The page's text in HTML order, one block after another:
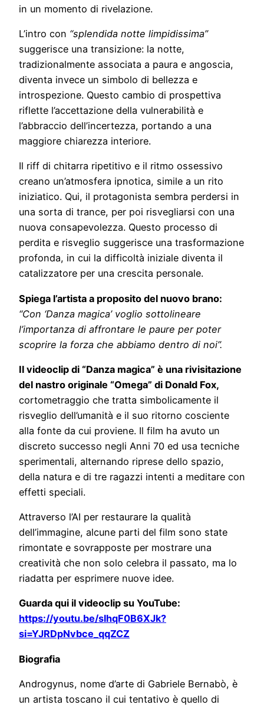
in un momento di rivelazione.
L’intro con “splendida notte limpidissima”
suggerisce una transizione: la notte,
tradizionalmente associata a paura e angoscia,
diventa invece un simbolo di bellezza e
introspezione. Questo cambio di prospettiva
riflette l’accettazione della vulnerabilità e
l’abbraccio dell’incertezza, portando a una
maggiore chiarezza interiore.
Il riff di chitarra ripetitivo e il ritmo ossessivo
creano un’atmosfera ipnotica, simile a un rito
iniziatico. Qui, il protagonista sembra perdersi in
una sorta di trance, per poi risvegliarsi con una
nuova consapevolezza. Questo processo di
perdita e risveglio suggerisce una trasformazione
profonda, in cui la difficoltà iniziale diventa il
catalizzatore per una crescita personale.
Spiega l’artista a proposito del nuovo brano:
“Con ‘Danza magica’ voglio sottolineare
l’importanza di affrontare le paure per poter
scoprire la forza che abbiamo dentro di noi”.
Il videoclip di “Danza magica” è una rivisitazione
del nastro originale “Omega” di Donald Fox,
cortometraggio che tratta simbolicamente il
risveglio dell’umanità e il suo ritorno cosciente
alla fonte da cui proviene. Il film ha avuto un
discreto successo negli Anni 70 ed usa tecniche
sperimentali, alternando riprese dello spazio,
della natura e di tre ragazzi intenti a meditare con
effetti speciali.
Attraverso l’AI per restaurare la qualità
dell’immagine, alcune parti del film sono state
rimontate e sovrapposte per mostrare una
creatività che non solo celebra il passato, ma lo
riadatta per esprimere nuove idee.
Guarda qui il videoclip su YouTube:
https://youtu.be/slhqF0B6XJk?
si=YJRDpNvbce_qqZCZ
Biografia
Androgynus, nome d’arte di Gabriele Bernabò, è
un artista toscano il cui tentativo è quello di